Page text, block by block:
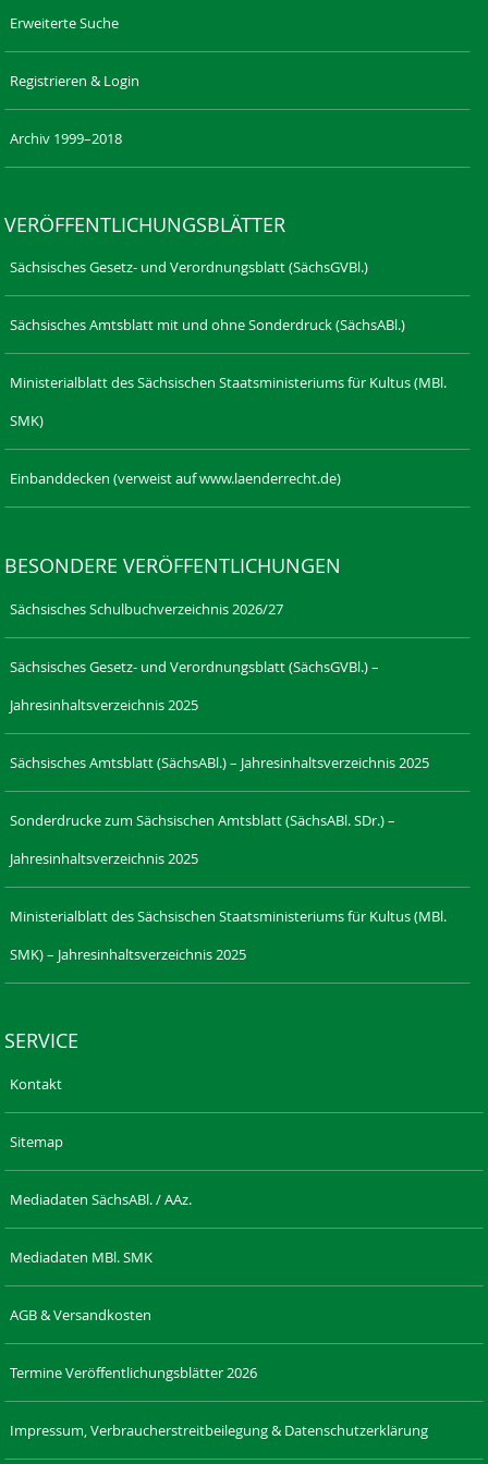
Erweiterte Suche
Registrieren & Login
Archiv 1999–2018
VERÖFFENTLICHUNGSBLÄTTER
Sächsisches Gesetz- und Verordnungsblatt (SächsGVBl.)
Sächsisches Amtsblatt mit und ohne Sonderdruck (SächsABl.)
Ministerialblatt des Sächsischen Staatsministeriums für Kultus (MBl.
SMK)
Einbanddecken (verweist auf www.laenderrecht.de)
BESONDERE VERÖFFENTLICHUNGEN
Sächsisches Schulbuchverzeichnis 2026/27
Sächsisches Gesetz- und Verordnungsblatt (SächsGVBl.) –
Jahresinhaltsverzeichnis 2025
Sächsisches Amtsblatt (SächsABl.) – Jahresinhaltsverzeichnis 2025
Sonderdrucke zum Sächsischen Amtsblatt (SächsABl. SDr.) –
Jahresinhaltsverzeichnis 2025
Ministerialblatt des Sächsischen Staatsministeriums für Kultus (MBl.
SMK) – Jahresinhaltsverzeichnis 2025
SERVICE
Kontakt
Sitemap
Mediadaten SächsABl. / AAz.
Mediadaten MBl. SMK
AGB & Versandkosten
Termine Veröffentlichungsblätter 2026
Impressum, Verbraucherstreitbeilegung & Datenschutzerklärung